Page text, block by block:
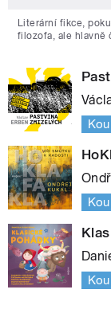
Literární fikce,
filozofa, ale hlavně